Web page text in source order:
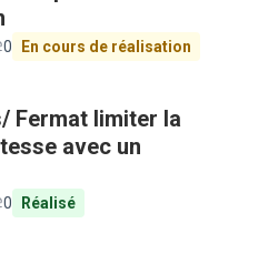
0 En cours de réalisation
Fermat limiter la
avec un
0 Réalisé